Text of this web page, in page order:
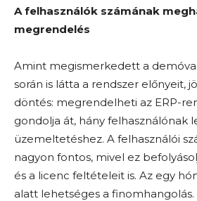
A felhasználók számának
megrendelés
Amint megismerkedett a
során is látta a rendszer előnyeit,
döntés: megrendelheti az ERP-
gondolja át, hány felhasználónak
üzemeltetéshez. A felhasználói
nagyon fontos, mivel ez
és a licenc feltételeit is. Az egy
alatt lehetséges a finomhangolás.